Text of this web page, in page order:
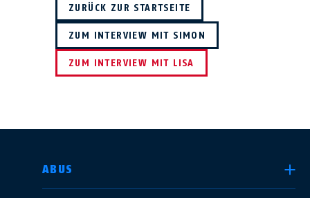
ZURÜCK ZUR STARTSEITE
ZUM INTERVIEW MIT SIMON
ZUM INTERVIEW MIT LISA
ABUS
LAND AUSWÄHLEN